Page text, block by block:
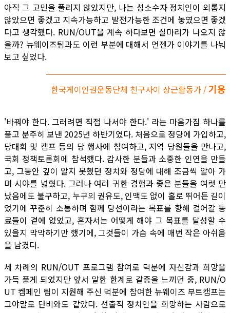
아직 그 고민을 풀리지 않았지만, 나는 성소수자 정치인이 외롭지
않았으면 좋겠고 지속가능하고 발전가능한 조건에 놓였으면 좋겠
다고 생각했다. RUN/OUT을 계속 하다보면 실마리가 나오지 않
을까? 뉴웨이즈팀과도 이런 부분에 대해서 언젠가 이야기를 나눠
보고 싶었다.
한국게이인권운동단체 친구사이 상근활동가 /기용
'바꿔야 한다. 그러려면 직접 나서야 한다.' 라는 마음가짐 하나를
품고 분주히 보낸 2025년 하반기였다. 처음으로 정당에 가입하고,
당대회 및 캠프 등의 당 행사에 참여하고, 지역 당원들을 만나고,
국회 정책토론회에 참석했다. 감사한 분들과 소중한 인연을 만들
고, 그동안 깊이 알지 못했던 정치와 정당에 대해 조금씩 알아 가
며 시야를 넓혔다. 그러나 여러 귀한 경험과 좋은 분들을 여럿 만
났음에도 불구하고, 누구의 권유도, 인맥도 없이 홀로 뛰어든 길이
었기에 꾸준히 소통하며 함께 당선이라는 목표를 향해 걸어갈 동
료들이 곁에 없었고, 혼자서는 어떻게 해야 그 목표를 달성할 수
있을지 막막하기만 했기에, 그것들이 가슴 속에 매번 작은 아쉬움
을 남겼다.
세 차례의 RUN/OUT 프로그램 참여로 덕분에 자신감과 희망을
가득 품게 되었지만 앞서 말한 한계로 갈증을 느끼던 중, RUN/O
UT 켐페인 팀이 지원해 주신 덕분에 참여한 뉴웨이즈 부트캠프는
그야말로 단비와도 같았다. 선출직 정치인을 희망하는 사람으로